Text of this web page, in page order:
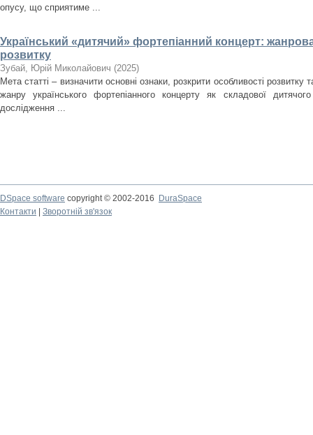
опусу, що сприятиме ...
Український «дитячий» фортепіанний концерт:
розвитку
Зубай, Юрій Миколайович (2025)
Мета статті – визначити основні ознаки, розкрити особливості
жанру українського фортепіанного концерту як складової
дослідження ...
DSpace software copyright © 2002-2016
DuraSpace
Контакти
Зворотній зв'язок